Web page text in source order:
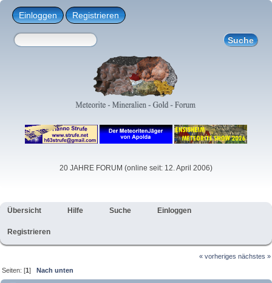
Einloggen Registrieren
20 JAHRE FORUM (online seit: 12. April 2006)
Übersicht Hilfe Suche Einloggen
Registrieren
« vorheriges nächstes »
Seiten: [1]Nach unten